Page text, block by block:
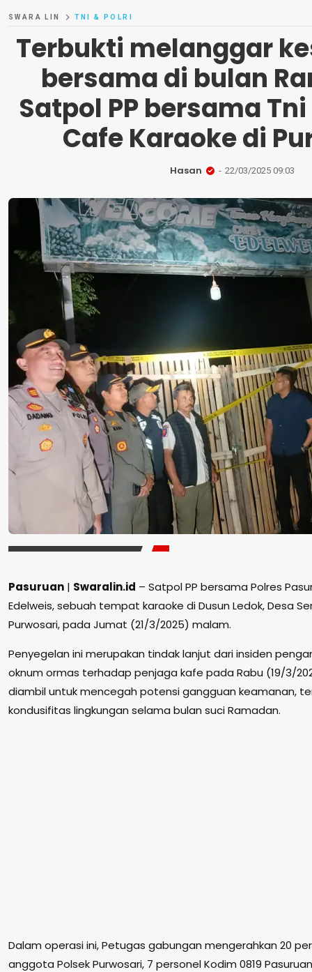
SWARA LIN TNI & POLRI
Terbukti melanggar
bersama di bulan
Satpol PP bersama
Cafe Karaoke di
Hasan 22/03/2025 09:03
Pasuruan | Swaralin.id – Satpol PP bersama Polres
Edelweis, sebuah tempat karaoke di Dusun Ledok, Desa
Purwosari, pada Jumat (21/3/2025) malam.
Penyegelan ini merupakan tindak lanjut dari insiden
oknum ormas terhadap penjaga kafe pada Rabu (19/3/
diambil untuk mencegah potensi gangguan keamanan,
kondusifitas lingkungan selama bulan suci Ramadan.
Dalam operasi ini, Petugas gabungan mengerahkan 20
anggota Polsek Purwosari, 7 personel Kodim 0819